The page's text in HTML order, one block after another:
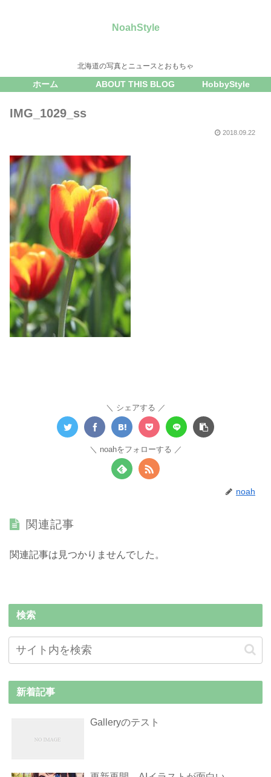
NoahStyle
北海道の写真とニュースとおもちゃ
ホーム ABOUT THIS BLOG HobbyStyle
IMG_1029_ss
2018.09.22
シェアする
noahをフォローする
noah
関連記事
関連記事は見つかりませんでした。
検索
新着記事
Galleryのテスト